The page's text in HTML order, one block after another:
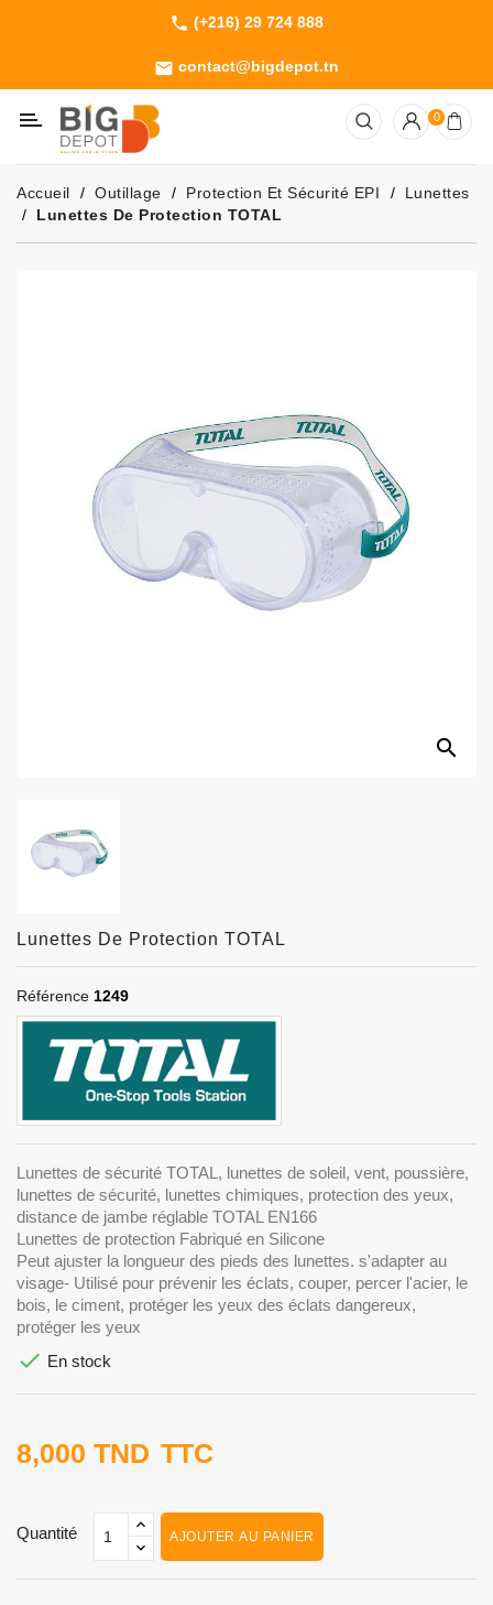
phone (+216) 29 724 888
email contact@bigdepot.tn
Machines
Outillage
Jardinage
Consommables
0
Accueil Outillage Protection Et Sécurité EPI
Lunettes
Lunettes De Protection TOTAL
search
Lunettes De Protection TOTAL
Référence 1249
Lunettes de sécurité TOTAL, lunettes de soleil, vent, poussière,
lunettes de sécurité, lunettes chimiques, protection des yeux,
distance de jambe réglable TOTAL EN166
Lunettes de protection Fabriqué en Silicone
Peut ajuster la longueur des pieds des lunettes. s'adapter au
visage- Utilisé pour prévenir les éclats, couper, percer l'acier, le
bois, le ciment, protéger les yeux des éclats dangereux,
protéger les yeux
 En stock
8,000 TND TTC
Quantité AJOUTER AU PANIER